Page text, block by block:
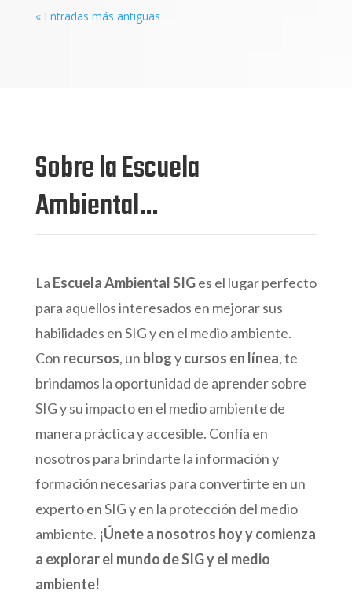
« Entradas más antiguas
Sobre la Escuela
Ambiental…
La Escuela Ambiental SIGes el lugar perfecto
para aquellos interesados en mejorar sus
habilidades en SIG y en el medio ambiente.
Con recursos, un blogycursos en línea, te
brindamos la oportunidad de aprender sobre
SIG y su impacto en el medio ambiente de
manera práctica y accesible. Confía en
nosotros para brindarte la información y
formación necesarias para convertirte en un
experto en SIG y en la protección del medio
ambiente. ¡Únete a nosotros hoy y comienza
a explorar el mundo de SIG y el medio
ambiente!